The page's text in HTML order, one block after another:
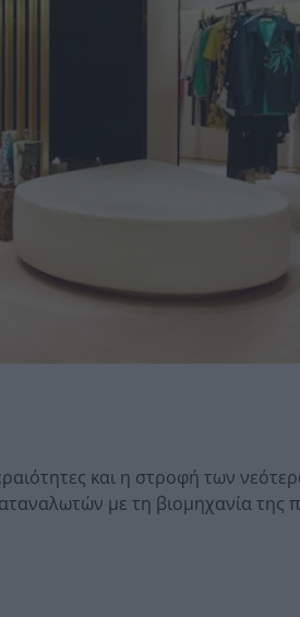
και η στροφή των
με τη βιομηχανία της